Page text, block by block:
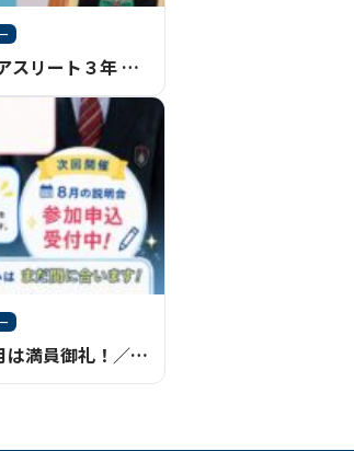
【千葉・新松戸】トップアスリート３年 中井亜美さん 市川市民栄誉賞授与式
！／ 8月29日(土)学校説明会の申込受付中